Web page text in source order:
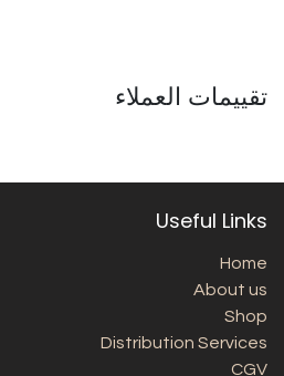
تقييمات العملاء
Useful Links
Home
About us
Shop
Distribution Services
CGV